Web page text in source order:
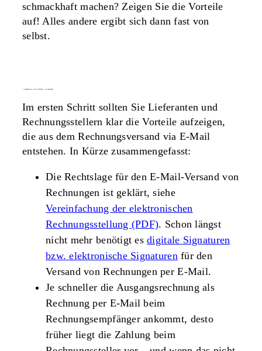
schmackhaft machen? Zeigen Sie die Vorteile
auf! Alles andere ergibt sich dann fast von
selbst.
Im ersten Schritt sollten Sie Lieferanten und
Rechnungsstellern klar die Vorteile aufzeigen,
die aus dem Rechnungsversand via E-Mail
entstehen. In Kürze zusammengefasst:
Die Rechtslage für den E-Mail-Versand von
Rechnungen ist geklärt, siehe
Vereinfachung der elektronischen
Rechnungsstellung (PDF). Schon längst
nicht mehr benötigt esdigitale Signaturen
bzw. elektronische Signaturenfür den
Versand von Rechnungen per E-Mail.
Je schneller die Ausgangsrechnung als
Rechnung per E-Mail beim
Rechnungsempfänger ankommt, desto
früher liegt die Zahlung beim